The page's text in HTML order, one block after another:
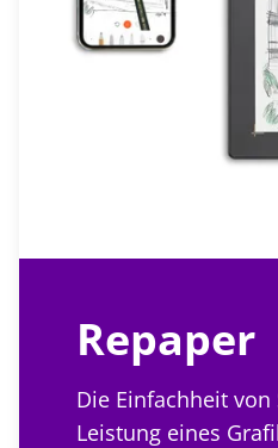
Repaper
Die Einfachheit
Leistung eines